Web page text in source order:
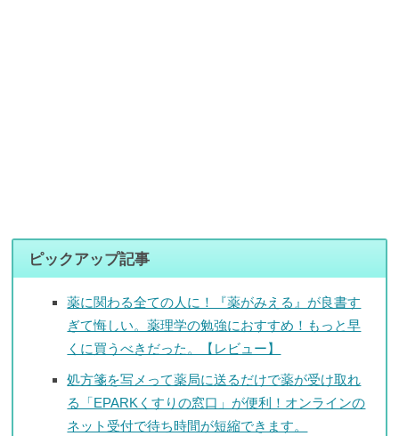
ピックアップ記事
薬に関わる全ての人に！『薬がみえる』が良書す
ぎて悔しい。薬理学の勉強におすすめ！もっと早
くに買うべきだった。【レビュー】
処方箋を写メって薬局に送るだけで薬が受け取れ
る「EPARKくすりの窓口」が便利！オンラインの
ネット受付で待ち時間が短縮できます。